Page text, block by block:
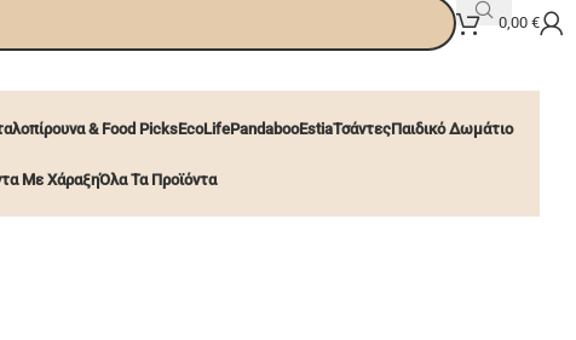
0,00 €
& Food PicksEcoLifePandabooEstiaΤσάντεςΠαιδικό Δωμάτιο
Με ΧάραξηΌλα Τα Προϊόντα